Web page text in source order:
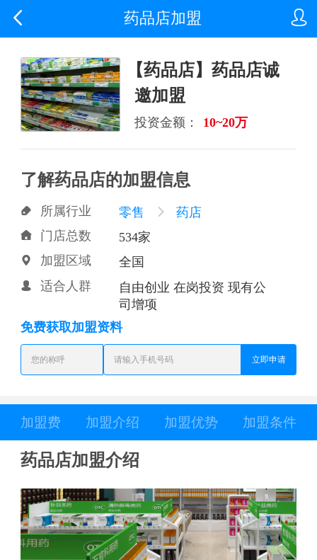

 药品店加盟
【药品店】药品店诚
邀加盟
投资金额： 10~20万
了解药品店的加盟信息
 所属行业 零售  药店
 门店总数 534家
 加盟区域 全国
 适合人群
自由创业 在岗投资 现有公
司增项
免费获取加盟资料
立即申请
加盟费 加盟介绍 加盟优势 加盟条件
药品店加盟介绍